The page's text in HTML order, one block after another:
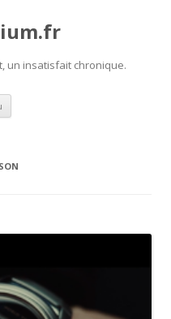
un insatisfait chronique.
Aller
contenu